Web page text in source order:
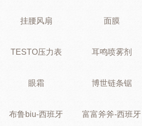
挂腰风扇 面膜
TESTO压力表 耳鸣喷雾剂
眼霜 博世链条锯
布鲁biu-西班牙 富富斧斧-西班牙